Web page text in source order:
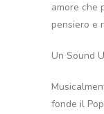
amore che
pensiero e
Un Sound
fonde il